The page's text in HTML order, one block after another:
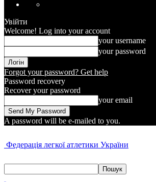
Увійти
Welcome! Log into your account
your username
your password
Forgot your password? Get help
Password recovery
Recover your password
your email
A password will be e-mailed to you.
Федерація легкої атлетики України